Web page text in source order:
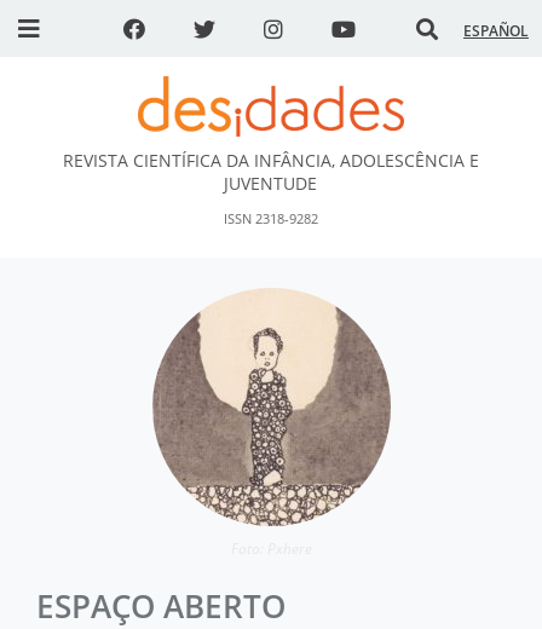
ESPAÑOL
DESidades
REVISTA CIENTÍFICA DA INFÂNCIA, ADOLESCÊNCIA E
JUVENTUDE
ISSN 2318-9282
ESPAÇO ABERTO